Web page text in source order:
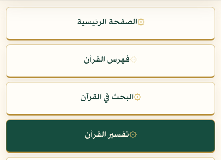
۞الصفحة الرئيسية
۞فهرس القرآن
۞البحث في القرآن
۞تفسير القرآن